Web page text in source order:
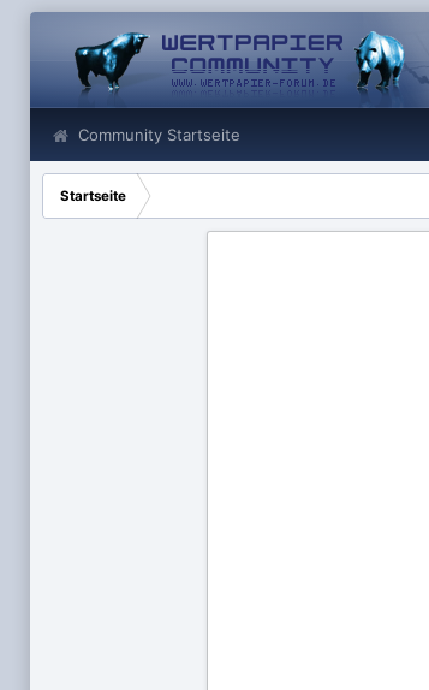
Community Startseite
Startseite